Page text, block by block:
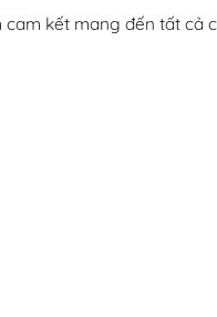
kết mang đến tất cả